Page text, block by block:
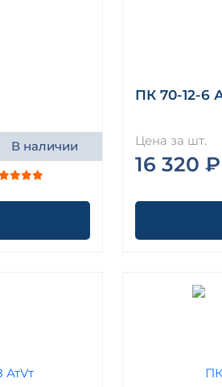
В наличии
ПК 70-12-6
Цена за шт.
16 320 ₽